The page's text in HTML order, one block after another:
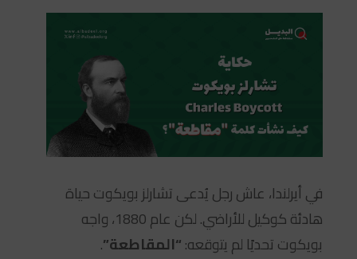
في أيرلندا، عاش رجل يُدعى تشارلز بويكوت حياة
هادئة كوكيل للأراضي. لكن عام 1880، واجه
بويكوت تحديًا لم يتوقعه:“المقاطعة”.